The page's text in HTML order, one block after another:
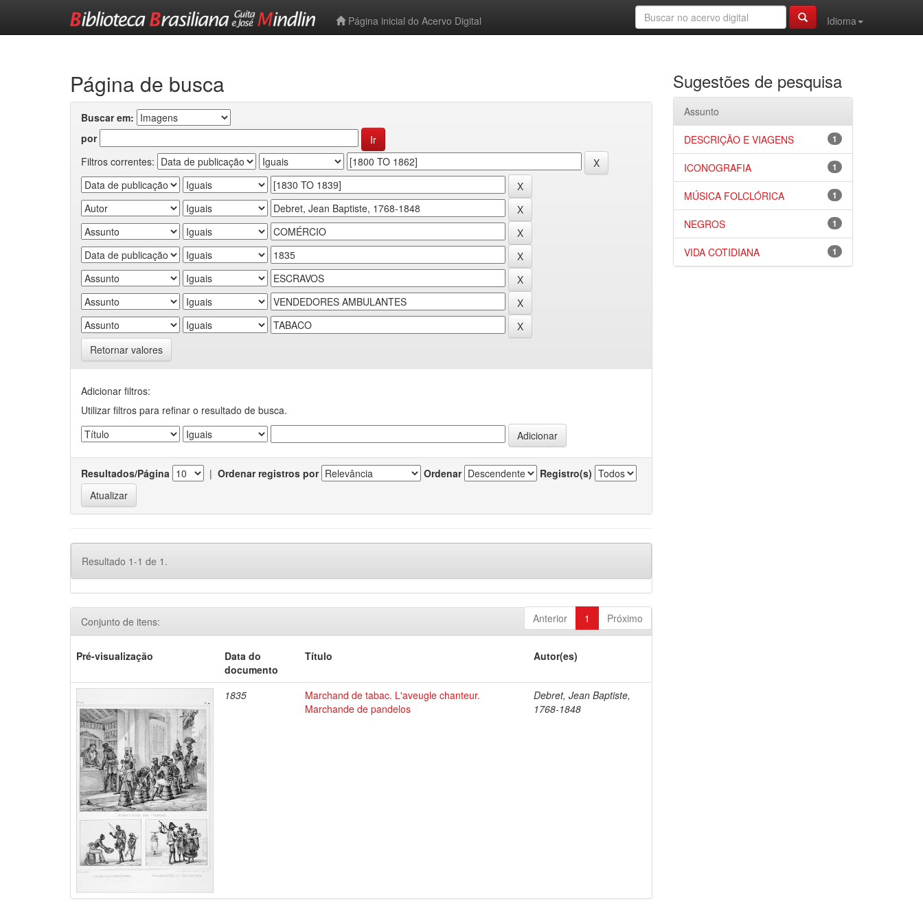
Página inicial do Acervo Digital
Idioma
Página de busca
Buscar em:
por
Filtros correntes:
Retornar valores
Adicionar filtros:
Utilizar filtros para refinar o resultado de busca.
Resultados/Página | Ordenar registros por Ordenar Registro(s)
Resultado 1-1 de 1.
Anterior 1 Próximo
Conjunto de itens:
Pré-visualização
Data do
documento
Título Autor(es)
1835
Marchand de tabac. L'aveugle chanteur.
Marchande de pandelos
Debret, Jean Baptiste,
1768-1848
Sugestões de pesquisa
Assunto
1
DESCRIÇÃO E VIAGENS
1
ICONOGRAFIA
1
MÚSICA FOLCLÓRICA
1
NEGROS
1
VIDA COTIDIANA